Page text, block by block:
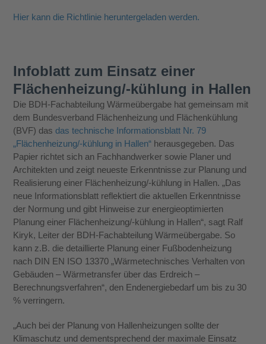
Hier kann die Richtlinie heruntergeladen werden.
Infoblatt zum Einsatz einer
Flächenheizung/-kühlung in Hallen
Die BDH-Fachabteilung Wärmeübergabe hat gemeinsam mit
dem Bundesverband Flächenheizung und Flächenkühlung
(BVF) dasdas technische Informationsblatt Nr. 79
„Flächenheizung/-kühlung in Hallen“ herausgegeben. Das
Papier richtet sich an Fachhandwerker sowie Planer und
Architekten und zeigt neueste Erkenntnisse zur Planung und
Realisierung einer Flächenheizung/-kühlung in Hallen. „Das
neue Informationsblatt reflektiert die aktuellen Erkenntnisse
der Normung und gibt Hinweise zur energieoptimierten
Planung einer Flächenheizung/-kühlung in Hallen“, sagt Ralf
Kiryk, Leiter der BDH-Fachabteilung Wärmeübergabe. So
kann z.B. die detaillierte Planung einer Fußbodenheizung
nach DIN EN ISO 13370 „Wärmetechnisches Verhalten von
Gebäuden – Wärmetransfer über das Erdreich –
Berechnungsverfahren“, den Endenergiebedarf um bis zu 30
% verringern.
„Auch bei der Planung von Hallenheizungen sollte der
Klimaschutz und dementsprechend der maximale Einsatz